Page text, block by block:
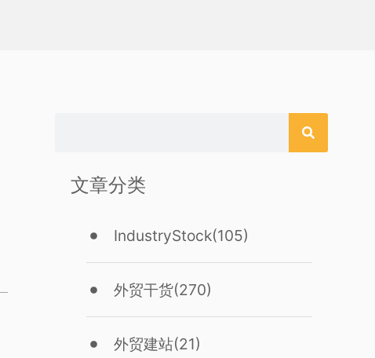
文章分类
IndustryStock(105)
外贸干货(270)
外贸建站(21)